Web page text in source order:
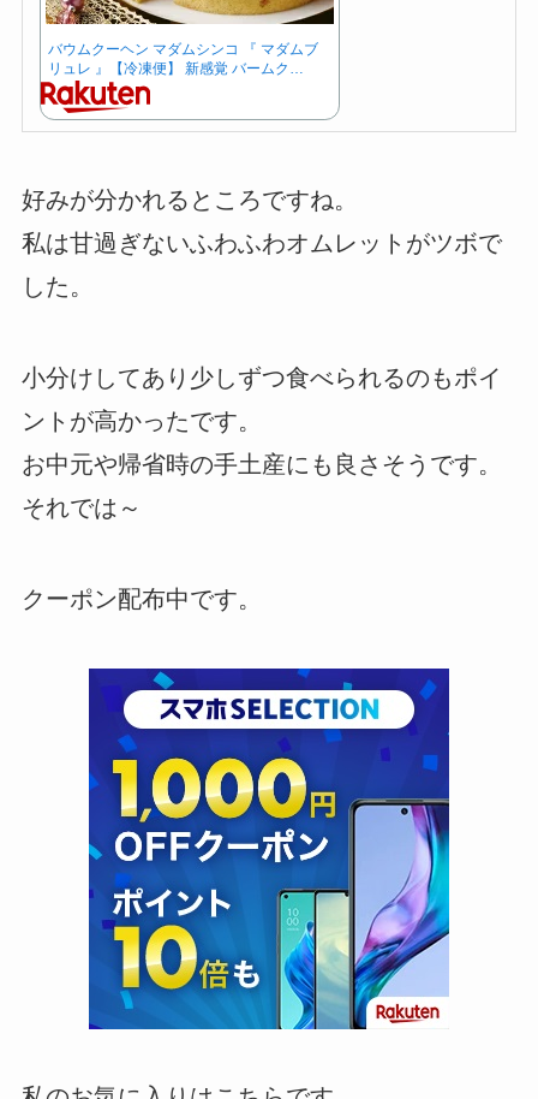
バウムクーヘン マダムシンコ 『 マダムブ
リュレ 』【冷凍便】 新感覚 バームク…
好みが分かれるところですね。
私は甘過ぎないふわふわオムレットがツボで
した。
小分けしてあり少しずつ食べられるのもポイ
ントが高かったです。
お中元や帰省時の手土産にも良さそうです。
それでは～
クーポン配布中です。